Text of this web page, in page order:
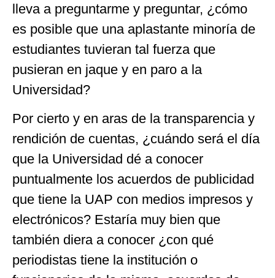
lleva a preguntarme y preguntar, ¿cómo
es posible que una aplastante minoría de
estudiantes tuvieran tal fuerza que
pusieran en jaque y en paro a la
Universidad?
Por cierto y en aras de la transparencia y
rendición de cuentas, ¿cuándo será el día
que la Universidad dé a conocer
puntualmente los acuerdos de publicidad
que tiene la UAP con medios impresos y
electrónicos? Estaría muy bien que
también diera a conocer ¿con qué
periodistas tiene la institución o